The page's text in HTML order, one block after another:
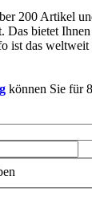
200 Artikel
Das bietet
ist das
können Sie für